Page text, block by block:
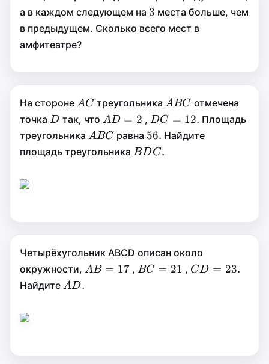
а в каждом следующем на 3
3
3 места больше, чем
в предыдущем. Сколько всего мест в
амфитеатре?
На стороне AC
AC
AC треугольника ABC
ABC
ABC отмечена
точка D
D
D так, что AD=2
AD =
2
AD = 2 , DC=12.
DC
=
12.
DC = 12. Площадь
треугольника ABC
ABC
ABC равна 56.
56.
56. Найдите
площадь треугольника BDC.
BDC
BDC.
Четырёхугольник ABCD описан около
окружности, AB=17
AB =
AB = 17, BC=21
BC =
BC = 21 , CD=23.
CD =
CD = 23.
Найдите AD.
AD
AD.